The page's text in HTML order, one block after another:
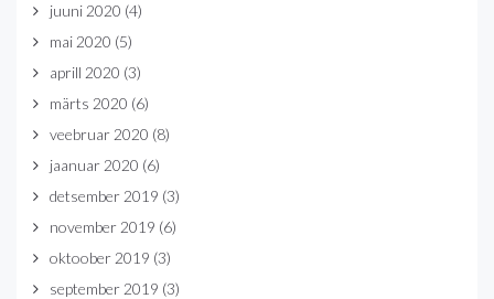
juuni 2020 (4)
mai 2020 (5)
aprill 2020 (3)
märts 2020 (6)
veebruar 2020 (8)
jaanuar 2020 (6)
detsember 2019 (3)
november 2019 (6)
oktoober 2019 (3)
september 2019 (3)